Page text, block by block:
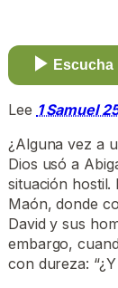
Escucha
Lee 1 Samuel
¿Alguna vez a
Dios usó a
situación hostil.
Maón, donde
David y sus
embargo,
con dureza: